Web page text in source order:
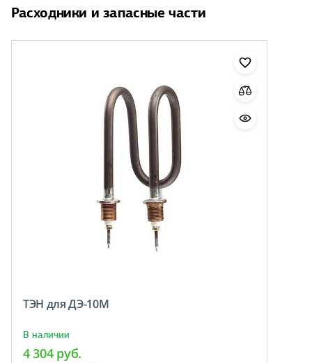
Расходники и запасные части
ТЭН для ДЭ-10М
В наличии
4 304 руб.